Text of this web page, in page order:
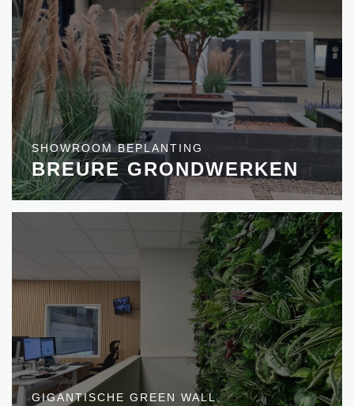
SHOWROOM BEPLANTING
BREURE GRONDWERKEN
GIGANTISCHE GREEN WALL